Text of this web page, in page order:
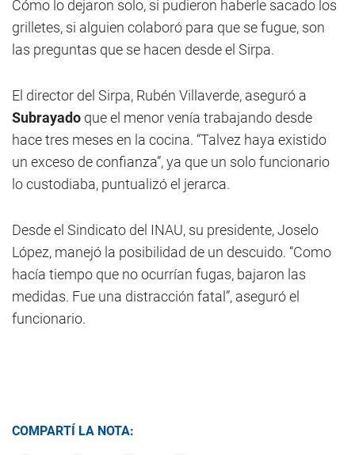
Cómo lo dejaron solo, si pudieron haberle sacado los
grilletes, si alguien colaboró para que se fugue, son
las preguntas que se hacen desde el Sirpa.
El director del Sirpa, Rubén Villaverde, aseguró a
Subrayado que el menor venía trabajando desde
hace tres meses en la cocina. “Talvez haya existido
un exceso de confianza”, ya que un solo funcionario
lo custodiaba, puntualizó el jerarca.
Desde el Sindicato del INAU, su presidente, Joselo
López, manejó la posibilidad de un descuido. “Como
hacía tiempo que no ocurrían fugas, bajaron las
medidas. Fue una distracción fatal”, aseguró el
funcionario.
COMPARTÍ LA NOTA: